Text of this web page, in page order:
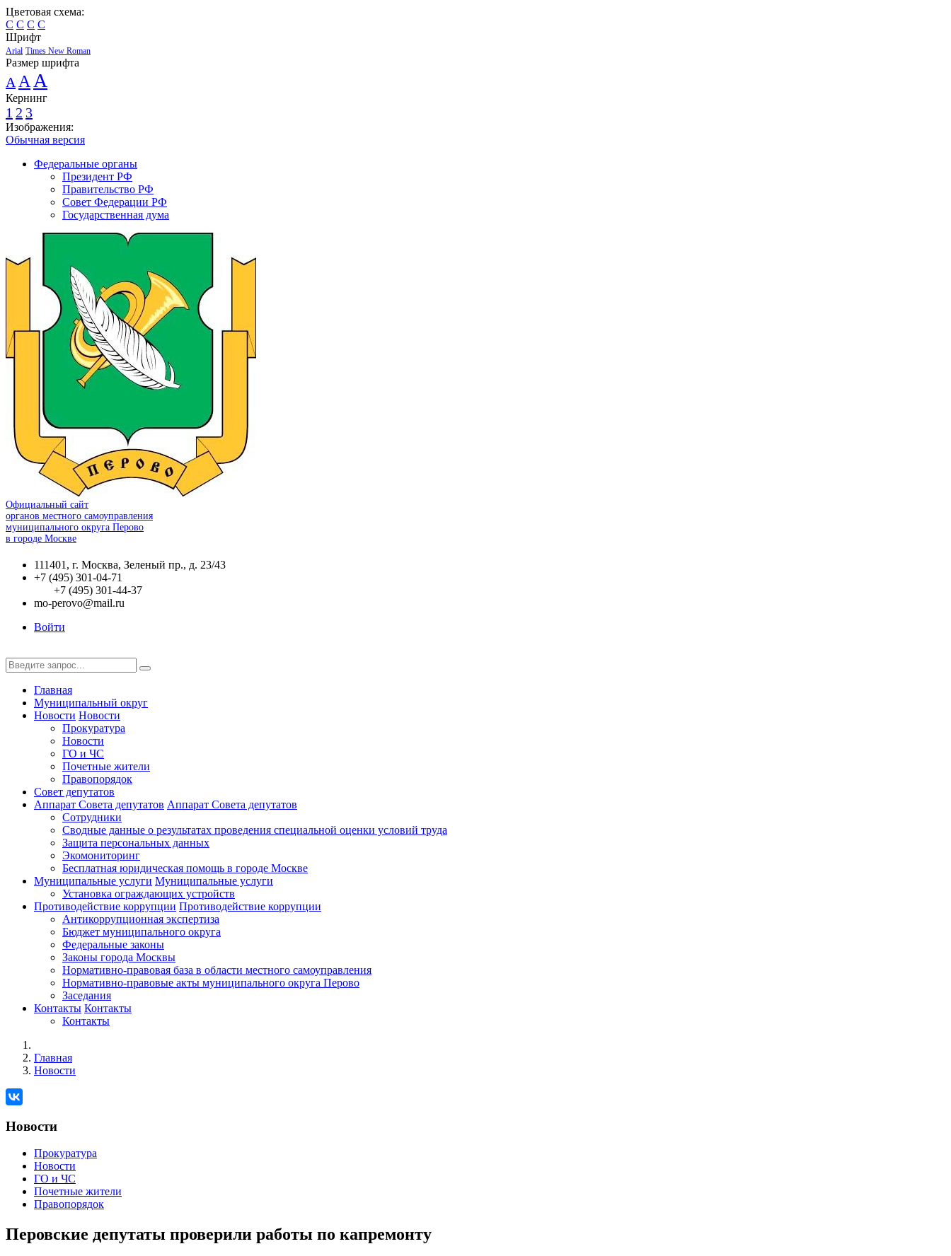
Цветовая схема:
C C C C
Шрифт
Arial Times New Roman
Размер шрифта
A A A
Кернинг
1 2 3
Изображения:
Обычная версия
Федеральные органы
Президент РФ
Правительство РФ
Совет Федерации РФ
Государственная дума
Официальный сайт
органов местного самоуправления
муниципального округа Перово
в городе Москве
111401, г. Москва, Зеленый пр., д. 23/43
+7 (495) 301-04-71
+7 (495) 301-44-37
mo-perovo@mail.ru
Войти
Главная
Муниципальный округ
Новости Новости
Прокуратура
Новости
ГО и ЧС
Почетные жители
Правопорядок
Совет депутатов
Аппарат Совета депутатов Аппарат Совета депутатов
Сотрудники
Сводные данные о результатах проведения специальной оценки условий труда
Защита персональных данных
Экомониторинг
Бесплатная юридическая помощь в городе Москве
Муниципальные услуги Муниципальные услуги
Установка ограждающих устройств
Противодействие коррупции Противодействие коррупции
Антикоррупционная экспертиза
Бюджет муниципального округа
Федеральные законы
Законы города Москвы
Нормативно-правовая база в области местного самоуправления
Нормативно-правовые акты муниципального округа Перово
Заседания
Контакты Контакты
Контакты
Главная
Новости
Новости
Прокуратура
Новости
ГО и ЧС
Почетные жители
Правопорядок
Перовские депутаты проверили работы по капремонту